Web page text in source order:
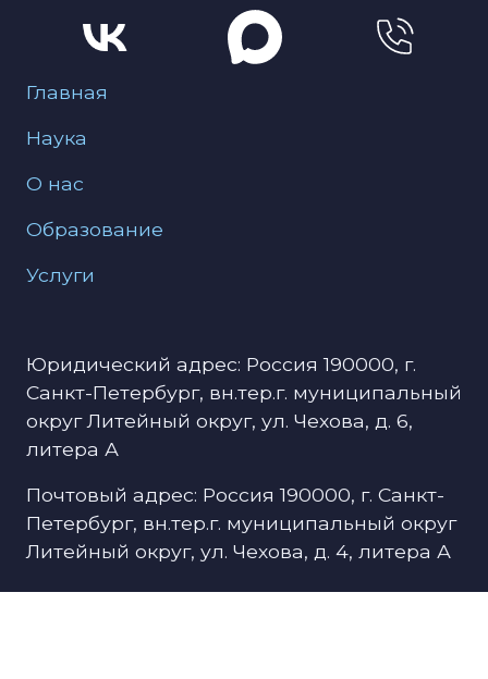
Меню для подвала
Главная
Наука
О нас
Образование
Услуги
Юридический адрес: Россия 190000, г.
Санкт-Петербург, вн.тер.г. муниципальный
округ Литейный округ, ул. Чехова, д. 6,
литера А
Почтовый адрес: Россия 190000, г. Санкт-
Петербург, вн.тер.г. муниципальный округ
Литейный округ, ул. Чехова, д. 4, литера А